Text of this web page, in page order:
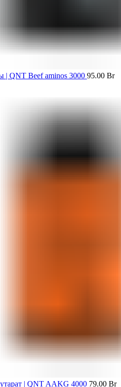
| QNT Beef aminos 3000 95.00 Br
| QNT AAKG 4000 79.00 Br